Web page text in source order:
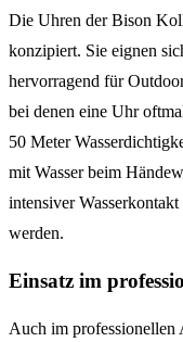
Die Uhren der Bison
konzipiert. Sie eignen
hervorragend für
bei denen eine Uhr
50 Meter
mit Wasser beim
intensiver
werden.
Einsatz im
Auch im professionellen